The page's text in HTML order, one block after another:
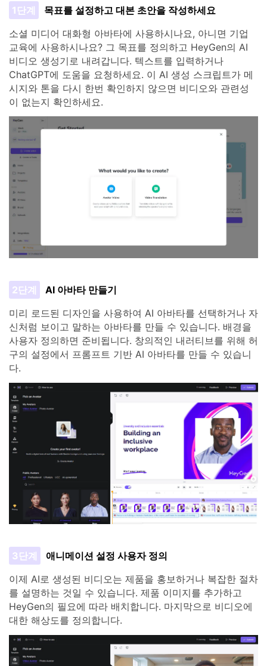
1단계
목표를 설정하고 대본 초안을 작성하세요
소셜 미디어 대화형 아바타에 사용하시나요, 아니면 기업
교육에 사용하시나요? 그 목표를 정의하고 HeyGen의 AI
비디오 생성기로 내려갑니다. 텍스트를 입력하거나
ChatGPT에 도움을 요청하세요. 이 AI 생성 스크립트가 메
시지와 톤을 다시 한번 확인하지 않으면 비디오와 관련성
이 없는지 확인하세요.
2단계
AI 아바타 만들기
미리 로드된 디자인을 사용하여 AI 아바타를 선택하거나 자
신처럼 보이고 말하는 아바타를 만들 수 있습니다. 배경을
사용자 정의하면 준비됩니다. 창의적인 내러티브를 위해 허
구의 설정에서 프롬프트 기반 AI 아바타를 만들 수 있습니
다.
3단계
애니메이션 설정 사용자 정의
이제 AI로 생성된 비디오는 제품을 홍보하거나 복잡한 절차
를 설명하는 것일 수 있습니다. 제품 이미지를 추가하고
HeyGen의 필요에 따라 배치합니다. 마지막으로 비디오에
대한 해상도를 정의합니다.